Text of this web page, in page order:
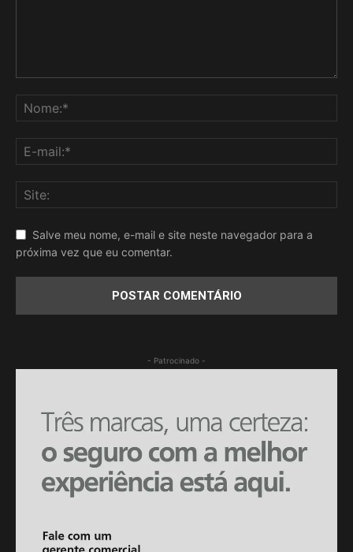
Salve meu nome, e-mail e site neste navegador para a
próxima vez que eu comentar.
- Patrocinado -